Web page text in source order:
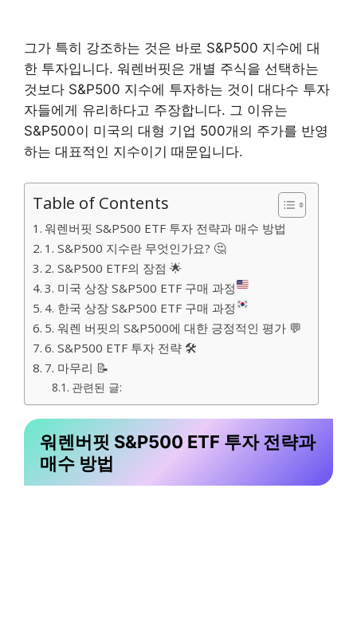
그가 특히 강조하는 것은 바로 S&P500 지수에 대
한 투자입니다. 워렌버핏은 개별 주식을 선택하는
것보다 S&P500 지수에 투자하는 것이 대다수 투자
자들에게 유리하다고 주장합니다. 그 이유는
S&P500이 미국의 대형 기업 500개의 주가를 반영
하는 대표적인 지수이기 때문입니다.
Table of Contents
워렌버핏 S&P500 ETF 투자 전략과 매수 방법
1. S&P500 지수란 무엇인가요? 🤔
2. S&P500 ETF의 장점 🌟
3. 미국 상장 S&P500 ETF 구매 과정
4. 한국 상장 S&P500 ETF 구매 과정
5. 워렌 버핏의 S&P500에 대한 긍정적인 평가 💬
6. S&P500 ETF 투자 전략 🛠️
7. 마무리 📝
관련된 글:
워렌버핏 S&P500 ETF 투자 전략과
매수 방법